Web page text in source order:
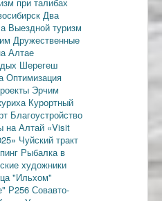
Два
Выездной туризм
Дружественные
Алтае
Шерегеш
Оптимизация
Эрчим
Курортный
Благоустройство
на Алтай «Visit
Чуйский тракт
Рыбалка в
художники
"Ильхом"
Р256 Совавто-